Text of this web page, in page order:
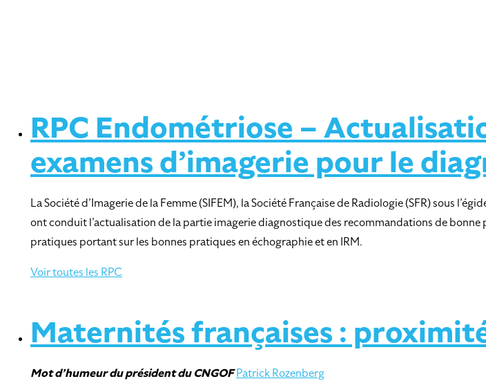
RPC Endométriose –
examens d’imagerie pour le
La Société d’Imagerie de la Femme (SIFEM), la Société Française de Radiologie (SFR) sous
ont conduit l’actualisation de la partie imagerie diagnostique des recommandations de bonne
pratiques portant sur les bonnes pratiques en échographie et en IRM.
Voir toutes les RPC
Maternités françaises :
Mot d’humeurdu président du CNGOFPatrick Rozenberg